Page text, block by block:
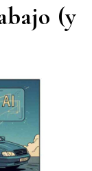
(y